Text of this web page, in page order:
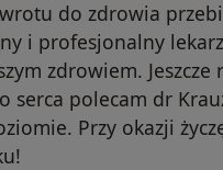
do zdrowia
i profesjonalny
zdrowiem. Jeszcze
serca polecam dr
Przy okazji